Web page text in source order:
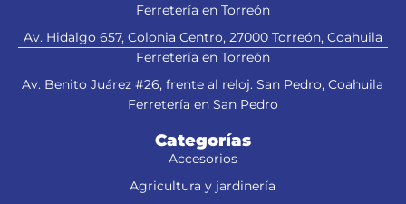
Ferretería en Torreón
Av. Hidalgo 657, Colonia Centro, 27000 Torreón, Coahuila
Ferretería en Torreón
Av. Benito Juárez #26, frente al reloj. San Pedro, Coahuila
Ferretería en San Pedro
Categorías
Accesorios
Agricultura y jardinería